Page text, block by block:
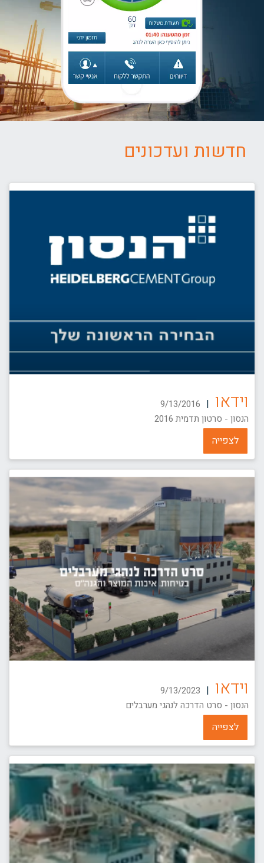
חדשות ועדכונים
וידאו |
9/13/2016
הנסון - סרטון תדמית 2016
לצפייה
וידאו |
9/13/2023
הנסון - סרט הדרכה לנהגי מערבלים
לצפייה